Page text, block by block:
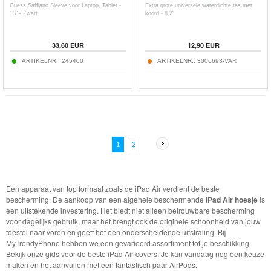
Guess Saffiano Sleeve voor Laptop, Tablet -
13" - Zwart
33,60EUR
ARTIKELNR.: 245400
Extra grote universele waterdichte tas met
koord - 8.2"
12,90EUR
ARTIKELNR.: 3006693-VAR
1 2
Een apparaat van top formaat zoals de iPad Air verdient de beste
bescherming. De aankoop van een algehele beschermende iPad Air hoesjeis
een uitstekende investering. Het biedt niet alleen betrouwbare bescherming
voor dagelijks gebruik, maar het brengt ook de originele schoonheid van jouw
toestel naar voren en geeft het een onderscheidende uitstraling. Bij
MyTrendyPhone hebben we een gevarieerd assortiment tot je beschikking.
Bekijk onze gids voor de beste iPad Air covers. Je kan vandaag nog een keuze
maken en het aanvullen met een fantastisch paar AirPods.